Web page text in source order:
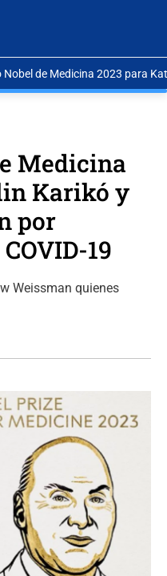
Nobel de Medicina 2023 para
Medicina
Karikó y
por
19
Weissman quienes